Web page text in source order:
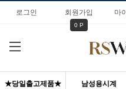
로그인 회원가입
0 P
마
★당일출고제품★ 남성용시계